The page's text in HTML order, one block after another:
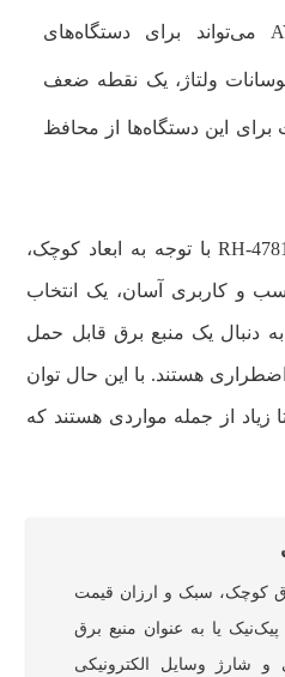
است. عدم وجود AVR می‌تواند برای دستگاه‌های
ولتاژ، یک نقطه ضعف
این دستگاه‌ها از محافظ
موتور برق بنزینی رونیکس RH-4781 با توجه به ابعاد کوچک،
و کاربری آسان، یک انتخاب
دنبال یک منبع برق قابل حمل
هستند. با این حال توان
از جمله مواردی هستند که
کوچک، سبک و ارزان قیمت
یا به عنوان منبع برق
و شارژ وسایل الکترونیکی